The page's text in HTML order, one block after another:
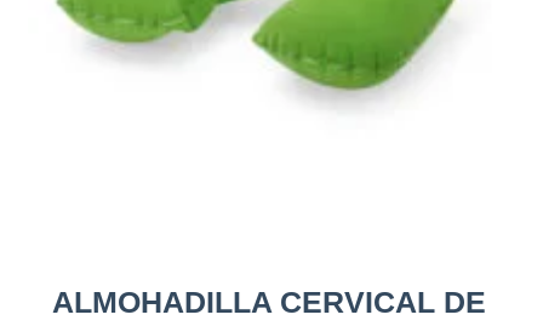
ALMOHADILLA CERVICAL DE